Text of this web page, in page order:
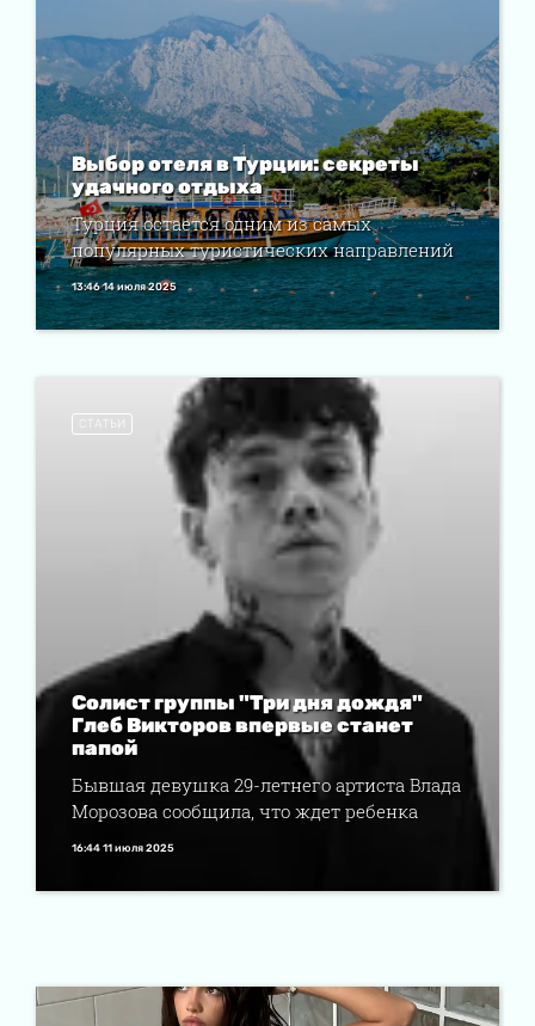
Выбор отеля в Турции: секреты
удачного отдыха
Турция остается одним из самых
популярных туристических направлений
13:46 14 июля 2025
СТАТЬИ
Солист группы "Три дня дождя"
Глеб Викторов впервые станет
папой
Бывшая девушка 29-летнего артиста Влада
Морозова сообщила, что ждет ребенка
16:44 11 июля 2025